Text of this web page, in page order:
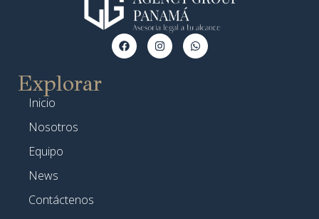
Explorar
Inicio
Nosotros
Equipo
News
Contáctenos